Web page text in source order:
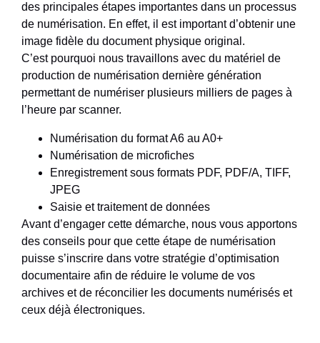
des principales étapes importantes dans un processus
de numérisation. En effet, il est important d’obtenir une
image fidèle du document physique original.
C’est pourquoi nous travaillons avec du matériel de
production de numérisation dernière génération
permettant de numériser plusieurs milliers de pages à
l’heure par scanner.
Numérisation du format A6 au A0+
Numérisation de microfiches
Enregistrement sous formats PDF, PDF/A, TIFF,
JPEG
Saisie et traitement de données
Avant d’engager cette démarche, nous vous apportons
des conseils pour que cette étape de numérisation
puisse s’inscrire dans votre stratégie d’optimisation
documentaire afin de réduire le volume de vos
archives et de réconcilier les documents numérisés et
ceux déjà électroniques.